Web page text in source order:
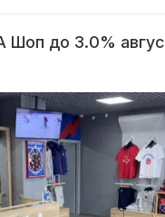
до 3.0%